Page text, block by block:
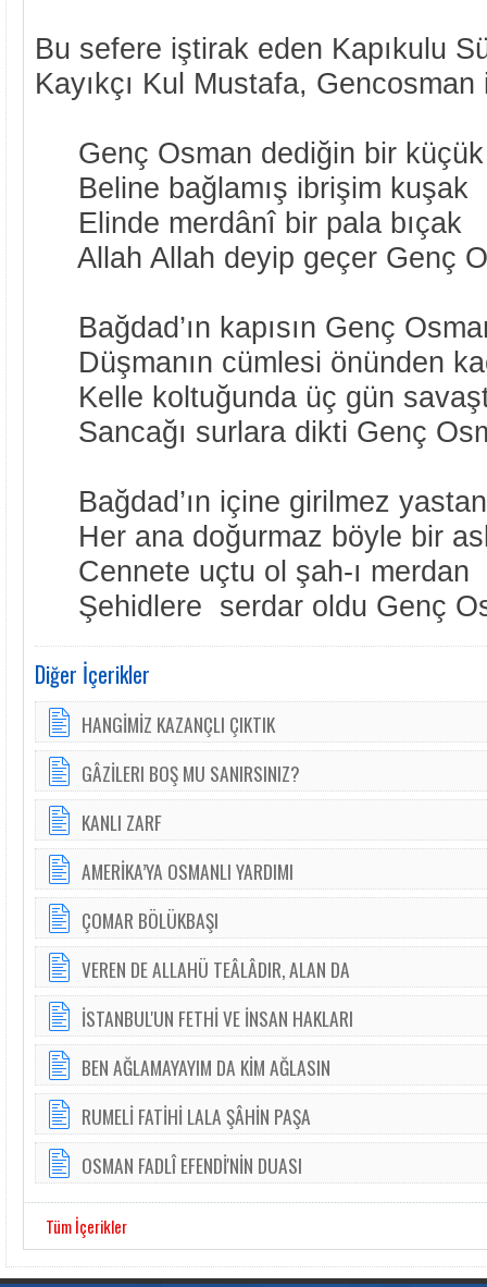
Bu sefere iştirak eden Kapıkulu
Kayıkçı Kul Mustafa, Gencosman
Genç Osman dediğin bir
Beline bağlamış ibrişim kuşak
Elinde merdânî bir pala bıçak
Allah Allah deyip geçer Genç
Bağdad’ın kapısın Genç
Düşmanın cümlesi önünden
Kelle koltuğunda üç gün
Sancağı surlara dikti Genç
Bağdad’ın içine girilmez yastan
Her ana doğurmaz böyle bir
Cennete uçtu ol şah-ı merdan
Şehidlere serdar oldu Genç
Diğer İçerikler
HANGİMİZ KAZANÇLI ÇIKTIK
GÂZİLERI BOŞ MU SANIRSINIZ?
KANLI ZARF
AMERİKA’YA OSMANLI YARDIMI
ÇOMAR BÖLÜKBAŞI
VEREN DE ALLAHÜ TEÂLÂDIR, ALAN DA
İSTANBUL'UN FETHİ VE İNSAN HAKLARI
BEN AĞLAMAYAYIM DA KİM AĞLASIN
RUMELİ FATİHİ LALA ŞÂHİN PAŞA
OSMAN FADLÎ EFENDİ'NİN DUASI
Tüm İçerikler